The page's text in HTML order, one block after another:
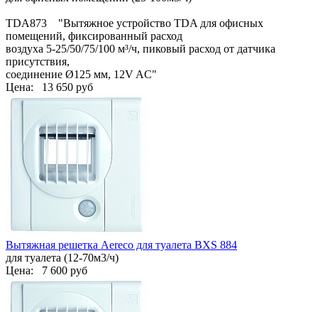
TDA873 "Вытяжное устройство TDA для офисных
помещений, фиксированный расход
воздуха 5-25/50/75/100 м³/ч, пиковый расход от датчика
присутствия,
соединение Ø125 мм, 12V AC"
Цена: 13 650 руб
Вытяжная решетка Aereco для туалета BXS 884
для туалета (12-70м3/ч)
Цена: 7 600 руб